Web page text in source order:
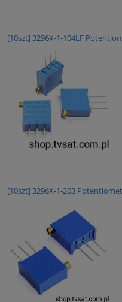
[10szt] 3296X-1-104LF
[10szt] 3296X-1-203